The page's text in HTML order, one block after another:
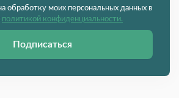
обработку моих персональных данных в
политикой конфиденциальности.
Подписаться